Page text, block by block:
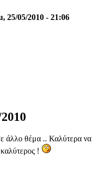
25/05/2010 - 21:06
άλλο θέμα .. Καλύτερα να
καλύτερος !